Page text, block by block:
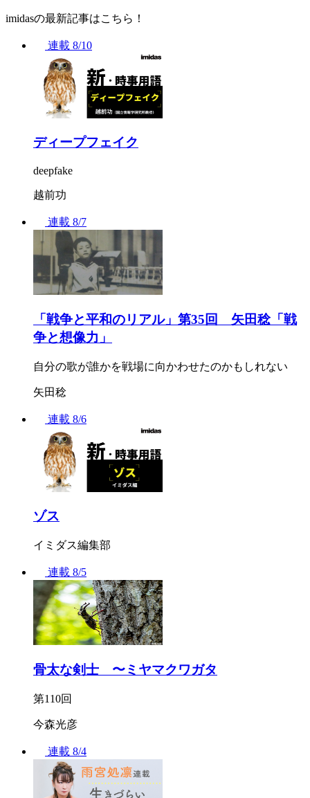
imidasの最新記事はこちら！
連載 8/10
ディープフェイク
deepfake
越前功
連載 8/7
「戦争と平和のリアル」第35回 矢田稔「戦
争と想像力」
自分の歌が誰かを戦場に向かわせたのかもしれない
矢田稔
連載 8/6
ゾス
イミダス編集部
連載 8/5
骨太な剣士 〜ミヤマクワガタ
第110回
今森光彦
連載 8/4